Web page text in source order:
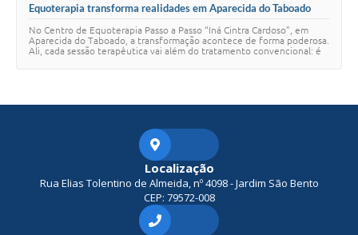
Equoterapia transforma realidades em Aparecida do Taboado
No Centro de Equoterapia Passo a Passo “Iná Cintra Cardoso”, em
Aparecida do Taboado, a transformação acontece de forma poderosa.
Ali, cada sessão terapêutica vai além do tratamento convencional: é
Localização
Rua Elias Tolentino de Almeida, nº 4098 - Jardim São Bento
CEP: 79572-008